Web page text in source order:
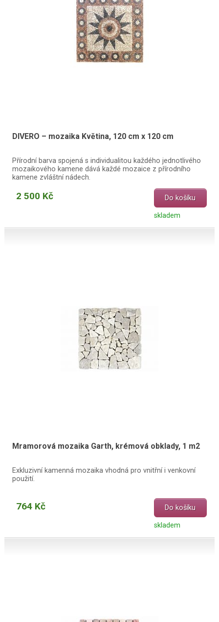
DIVERO – mozaika Květina, 120 cm x 120 cm
Přírodní barva spojená s individualitou každého jednotlivého
mozaikového kamene dává každé mozaice z přírodního
kamene zvláštní nádech.
2 500 Kč Do košíku
skladem
Mramorová mozaika Garth, krémová obklady, 1 m2
Exkluzivní kamenná mozaika vhodná pro vnitřní i venkovní
použití.
764 Kč Do košíku
skladem